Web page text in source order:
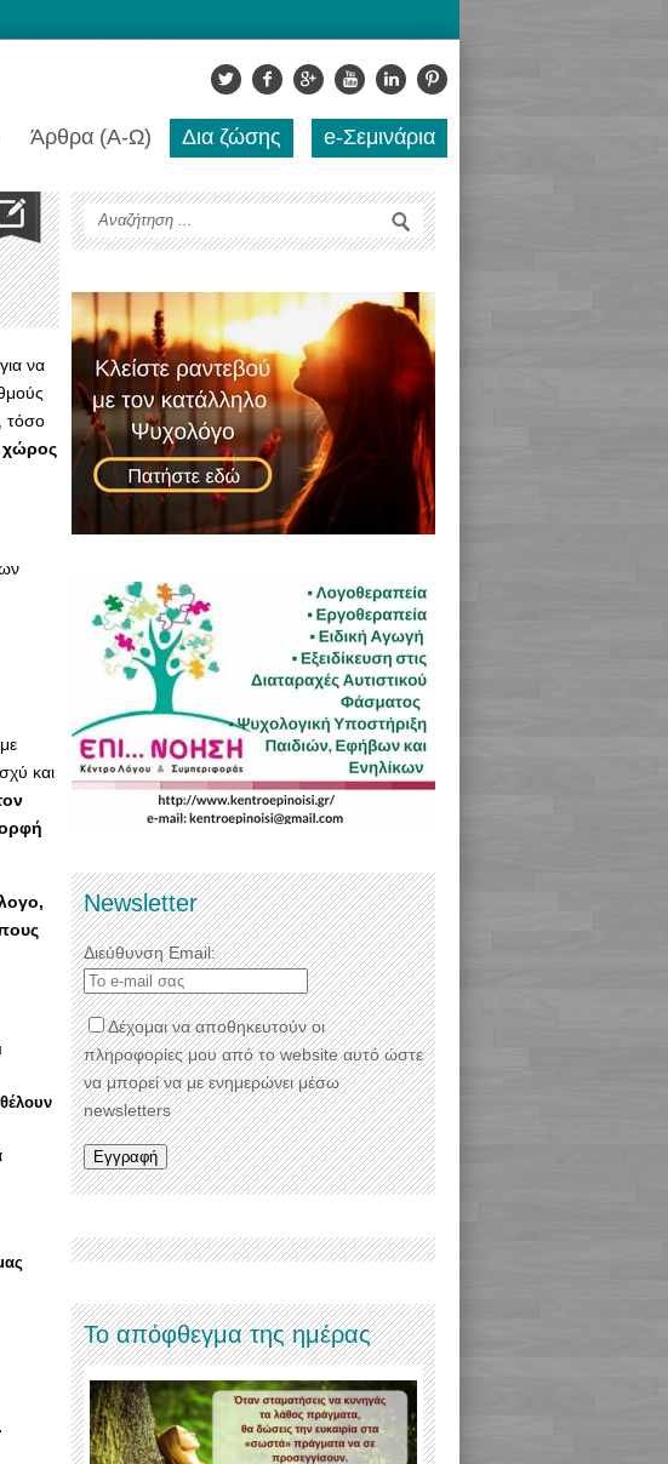
Άρθρα (Α-Ω) Δια ζώσης e-Σεμινάρια
να
τόσο
χώρος
και
Newsletter
Διεύθυνση Email:
Δέχομαι να αποθηκευτούν οι
πληροφορίες μου από το website αυτό ώστε
να μπορεί να με ενημερώνει μέσω
newsletters
Το απόφθεγμα της ημέρας